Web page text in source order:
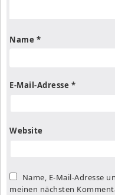
Name *
E-Mail-Adresse *
Website
Name, E-Mail-Adresse
meinen nächsten